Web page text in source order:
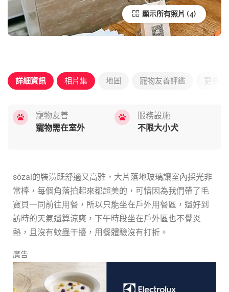
顯示所有照片
詳細資訊 相片集 地圖 寵物友善評鑑 更多優
寵物友善
寵物需在室外
服務設施
不限大小犬
sōzai的裝潢既舒適又高雅，大片落地玻璃讓室內採光非
常棒，每個角落拍起來都超美的，可惜因為我們帶了毛
寶貝一同前往用餐，所以只能坐在戶外用餐區，還好到
訪時的天氣還算涼爽，下午時段坐在戶外區也不覺炎
熱，且沒有蚊蟲干擾，用餐體驗沒有打折。
廣告